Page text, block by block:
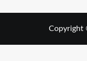
Copyright